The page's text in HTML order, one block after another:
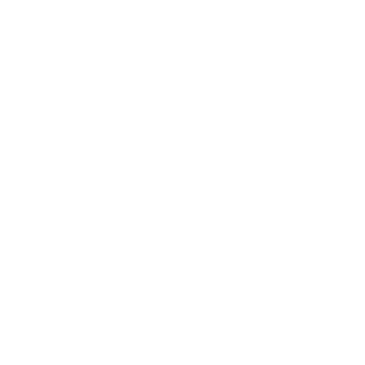
enregistré auprès de la SEC et a mandaté
valeurs mobilières comporte des risques, et il existe
des recommandations ou des sollicitations pour